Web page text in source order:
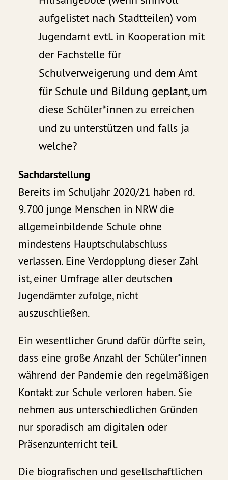
aufgelistet nach Stadtteilen) vom
Jugendamt evtl. in Kooperation mit
der Fachstelle für
Schulverweigerung und dem Amt
für Schule und Bildung geplant, um
diese Schüler*innen zu erreichen
und zu unterstützen und falls ja
welche?
Sachdarstellung
Bereits im Schuljahr 2020/21 haben rd.
9.700 junge Menschen in NRW die
allgemeinbildende Schule ohne
mindestens Hauptschulabschluss
verlassen. Eine Verdopplung dieser Zahl
ist, einer Umfrage aller deutschen
Jugendämter zufolge, nicht
auszuschließen.
Ein wesentlicher Grund dafür dürfte sein,
dass eine große Anzahl der Schüler*innen
während der Pandemie den regelmäßigen
Kontakt zur Schule verloren haben. Sie
nehmen aus unterschiedlichen Gründen
nur sporadisch am digitalen oder
Präsenzunterricht teil.
Die biografischen und gesellschaftlichen